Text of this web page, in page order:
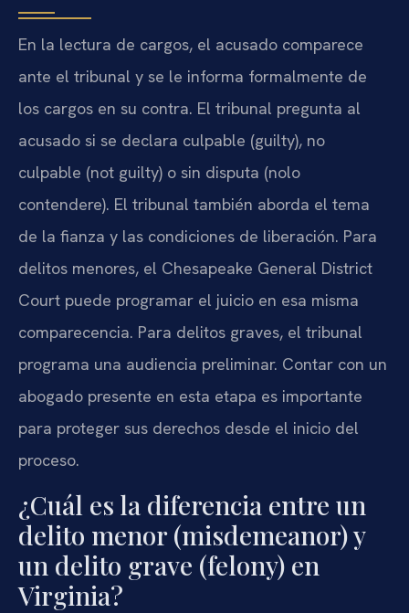
En la lectura de cargos, el acusado comparece
ante el tribunal y se le informa formalmente de
los cargos en su contra. El tribunal pregunta al
acusado si se declara culpable (guilty), no
culpable (not guilty) o sin disputa (nolo
contendere). El tribunal también aborda el tema
de la fianza y las condiciones de liberación. Para
delitos menores, el Chesapeake General District
Court puede programar el juicio en esa misma
comparecencia. Para delitos graves, el tribunal
programa una audiencia preliminar. Contar con un
abogado presente en esta etapa es importante
para proteger sus derechos desde el inicio del
proceso.
¿Cuál es la diferencia entre un
delito menor (misdemeanor) y
un delito grave (felony) en
Virginia?